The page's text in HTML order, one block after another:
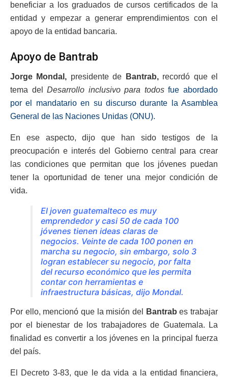
beneficiar a los graduados de cursos certificados de la
entidad y empezar a generar emprendimientos con el
apoyo de la entidad bancaria.
Apoyo de Bantrab
Jorge Mondal, presidente de Bantrab,recordó que el
tema delDesarrollo inclusivo para todos fue abordado
por el mandatario en su discurso durante la Asamblea
General de las Naciones Unidas (ONU).
En ese aspecto, dijo que han sido testigos de la
preocupación e interés del Gobierno central para crear
las condiciones que permitan que los jóvenes puedan
tener la oportunidad de tener una mejor condición de
vida.
El joven guatemalteco es muy
emprendedor y casi 50 de cada 100
jóvenes tienen ideas claras de
negocios. Veinte de cada 100 ponen en
marcha su negocio, sin embargo, solo 3
logran establecer su negocio, por falta
del recurso económico que les permita
contar con herramientas e
infraestructura básicas, dijo Mondal.
Por ello, mencionó que la misión del Bantrab es trabajar
por el bienestar de los trabajadores de Guatemala. La
finalidad es convertir a los jóvenes en la principal fuerza
del país.
El Decreto 3-83, que le da vida a la entidad financiera,